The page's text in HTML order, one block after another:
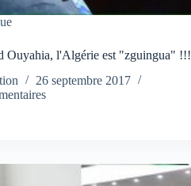
Ouyahia, l'Algérie est "zguingua" !!!
26 septembre 2017